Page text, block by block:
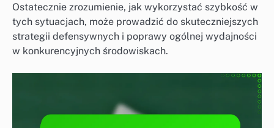
Ostatecznie zrozumienie, jak wykorzystać szybkość w
tych sytuacjach, może prowadzić do skuteczniejszych
strategii defensywnych i poprawy ogólnej wydajności
w konkurencyjnych środowiskach.